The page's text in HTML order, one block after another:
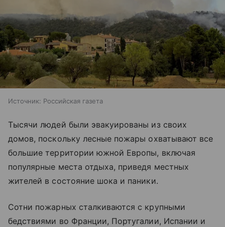
Источник: Российская газета
Тысячи людей были эвакуированы из своих
домов, поскольку лесные пожары охватывают все
большие территории южной Европы, включая
популярные места отдыха, приведя местных
жителей в состояние шока и паники.
Сотни пожарных сталкиваются с крупными
бедствиями во Франции, Португалии, Испании и